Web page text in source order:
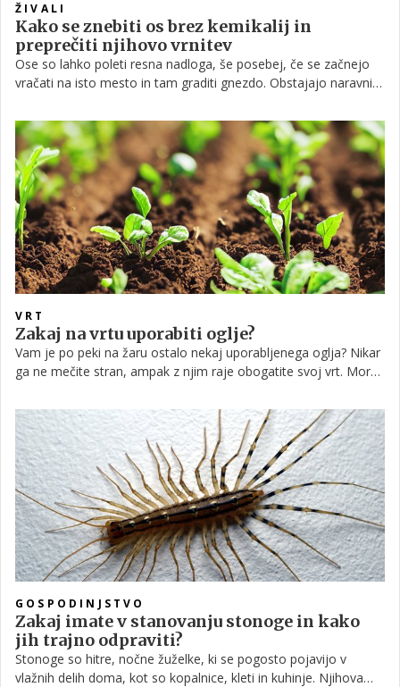
ŽIVALI
Kako se znebiti os brez kemikalij in
preprečiti njihovo vrnitev
Ose so lahko poleti resna nadloga, še posebej, če se začnejo
vračati na isto mesto in tam graditi gnezdo. Obstajajo naravni
okolje in ljudi.
VRT
Zakaj na vrtu uporabiti oglje?
Vam je po peki na žaru ostalo nekaj uporabljenega oglja? Nikar
ga ne mečite stran, ampak z njim raje obogatite svoj vrt. Morda
Preverite, na kakšen način lahko oglje še koristi vašemu vrtu!
GOSPODINJSTVO
Zakaj imate v stanovanju stonoge in kako
jih trajno odpraviti?
Stonoge so hitre, nočne žuželke, ki se pogosto pojavijo v
vlažnih delih doma, kot so kopalnice, kleti in kuhinje. Njihova